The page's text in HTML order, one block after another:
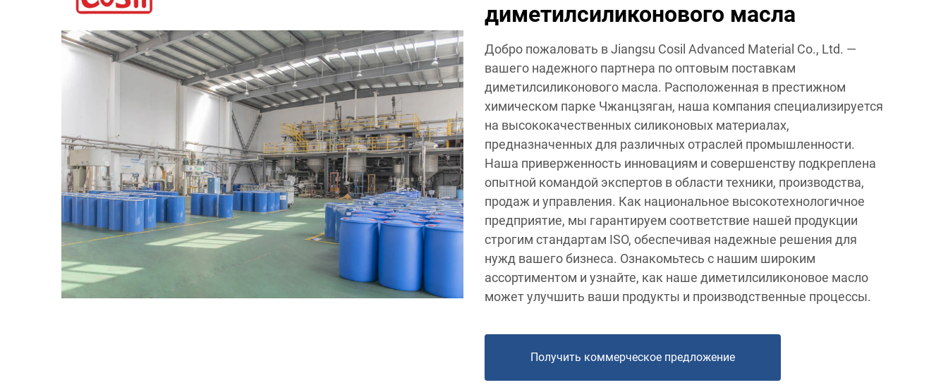
диметилсиликонового масла
Добро пожаловать в Jiangsu Cosil Advanced Material Co., Ltd. —
вашего надежного партнера по оптовым поставкам
диметилсиликонового масла. Расположенная в престижном
химическом парке Чжанцзяган, наша компания специализируется
на высококачественных силиконовых материалах,
предназначенных для различных отраслей промышленности.
Наша приверженность инновациям и совершенству подкреплена
опытной командой экспертов в области техники, производства,
продаж и управления. Как национальное высокотехнологичное
предприятие, мы гарантируем соответствие нашей продукции
строгим стандартам ISO, обеспечивая надежные решения для
нужд вашего бизнеса. Ознакомьтесь с нашим широким
ассортиментом и узнайте, как наше диметилсиликоновое масло
может улучшить ваши продукты и производственные процессы.
Получить коммерческое предложение